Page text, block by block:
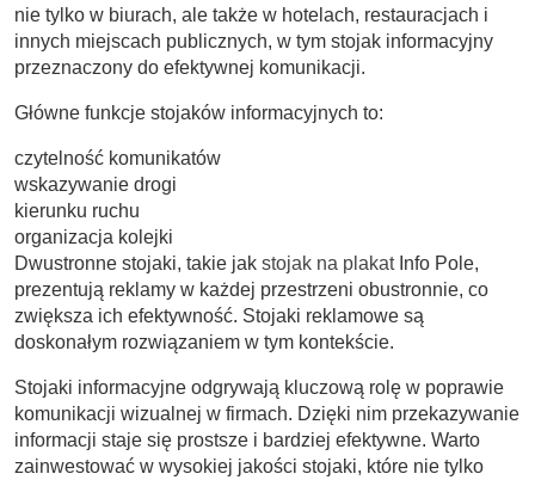
nie tylko w biurach, ale także w hotelach, restauracjach i
innych miejscach publicznych, w tym stojak informacyjny
przeznaczony do efektywnej komunikacji.
Główne funkcje stojaków informacyjnych to:
czytelność komunikatów
wskazywanie drogi
kierunku ruchu
organizacja kolejki
Dwustronne stojaki, takie jak stojak na plakatInfo Pole,
prezentują reklamy w każdej przestrzeni obustronnie, co
zwiększa ich efektywność. Stojaki reklamowe są
doskonałym rozwiązaniem w tym kontekście.
Stojaki informacyjne odgrywają kluczową rolę w poprawie
komunikacji wizualnej w firmach. Dzięki nim przekazywanie
informacji staje się prostsze i bardziej efektywne. Warto
zainwestować w wysokiej jakości stojaki, które nie tylko